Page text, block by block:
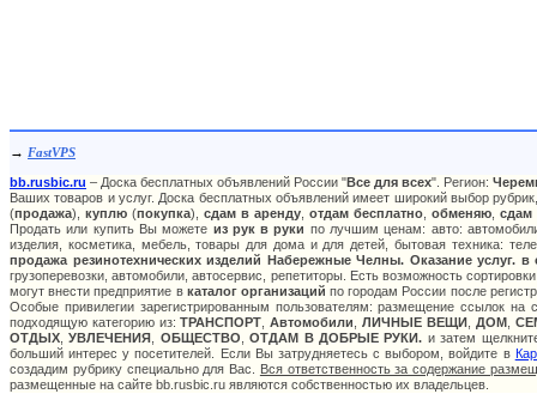
→ FastVPS
bb.rusbic.ru – Доска бесплатных объявлений России "Все для всех". Регион:
Ваших товаров и услуг. Доска бесплатных объявлений имеет широкий выбор
(продажа), куплю (покупка), сдам в аренду отдам бесплатно обменяю сдам
Продать или купить Вы можете из рук в руки по лучшим ценам: авто:
изделия, косметика, мебель, товары для дома и для детей, бытовая техника:
продажа резинотехнических изделий Набережные Челны. Оказание услуг.
грузоперевозки, автомобили, автосервис, репетиторы. Есть возможность
могут внести предприятие в каталог организаций по городам России после
Особые привилегии зарегистрированным пользователям: размещение ссылок
подходящую категорию из:ТРАНСПОРТ ,Автомобили ,ЛИЧНЫЕ ВЕЩИ, ДОМ,
ОТДЫХ ,УВЛЕЧЕНИЯ ОБЩЕСТВО ,ОТДАМ В ДОБРЫЕ РУКИ. и затем
больший интерес у посетителей. Если Вы затрудняетесь с выбором, войдите в
создадим рубрику специально для Вас. Вся ответственность за содержание
размещенные на сайте bb.rusbic.ru являются собственностью их владельцев.